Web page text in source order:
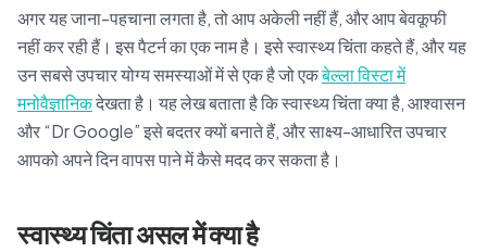
अगर यह जाना-पहचाना लगता है, तो आप अकेली नहीं हैं, और आप बेवकूफी
नहीं कर रही हैं। इस पैटर्न का एक नाम है। इसे स्वास्थ्य चिंता कहते हैं, और यह
उन सबसे उपचार योग्य समस्याओं में से एक है जो एकबेल्ला विस्टा में
मनोवैज्ञानिकदेखता है। यह लेख बताता है कि स्वास्थ्य चिंता क्या है, आश्वासन
और “Dr Google” इसे बदतर क्यों बनाते हैं, और साक्ष्य-आधारित उपचार
आपको अपने दिन वापस पाने में कैसे मदद कर सकता है।
स्वास्थ्य चिंता असल में क्या है